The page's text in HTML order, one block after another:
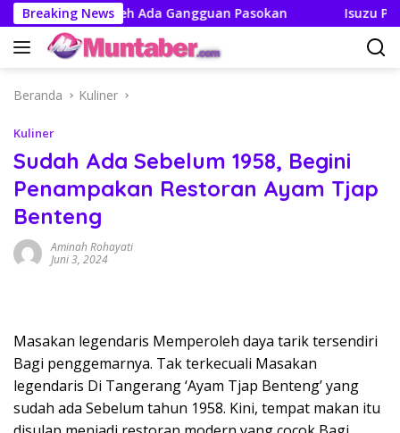
Langsung
ke
konten
Breaking News
Tak Boleh Ada Gangguan Pasokan Isuzu Pajang
Beranda Kuliner
Kuliner
Sudah Ada Sebelum 1958, Begini
Penampakan Restoran Ayam Tjap
Benteng
Aminah Rohayati
Juni 3, 2024
Masakan legendaris Memperoleh daya tarik tersendiri
Bagi penggemarnya. Tak terkecuali Masakan
legendaris Di Tangerang ‘Ayam Tjap Benteng’ yang
sudah ada Sebelum tahun 1958. Kini, tempat makan itu